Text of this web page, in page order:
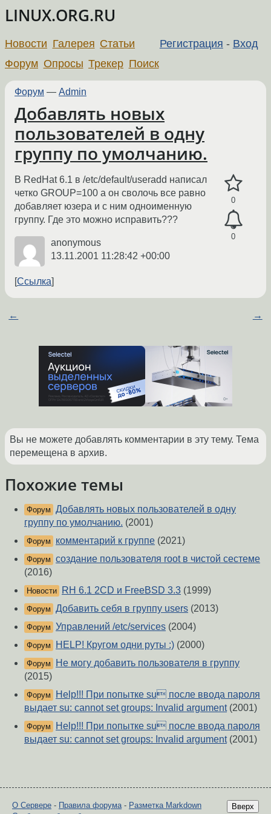
LINUX.ORG.RU
Регистрация - Вход
Новости Галерея Статьи
Форум Опросы Трекер Поиск
Форум — Admin
Добавлять новых
пользователей в одну
группу по умолчанию.
0
0
В RedHat 6.1 в /etc/default/useradd написал
четко GROUP=100 а он сволочь все равно
добавляет юзера и с ним одноименную
группу. Где это можно исправить???
anonymous
13.11.2001 11:28:42 +00:00
Ссылка
← →
Вы не можете добавлять комментарии в эту тему. Тема
перемещена в архив.
Похожие темы
Форум Добавлять новых пользователей в одну
группу по умолчанию. (2001)
Форум комментарий к группе (2021)
Форум создание пользователя root в чистой сестеме
(2016)
Новости RH 6.1 2CD и FreeBSD 3.3 (1999)
Форум Добавить себя в группу users (2013)
Форум Управлений /etc/services (2004)
Форум HELP! Кругом одни руты :) (2000)
Форум
Не могу добавить пользователя в группу
(2015)
Форум
Help!!! При попытке su после ввода пароля
выдает su: cannot set groups: Invalid argument(2001)
Форум
Help!!! При попытке su после ввода пароля
выдает su: cannot set groups: Invalid argument(2001)
Вверх
О Сервере - Правила форума- Разметка Markdown